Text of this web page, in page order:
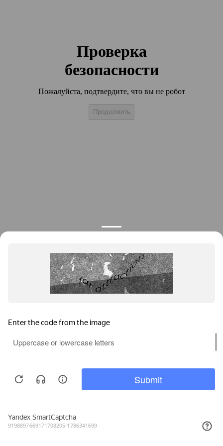
Проверка
безопасности
Пожалуйста, подтвердите, что вы не робот
Продолжить